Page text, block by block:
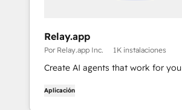
Relay.app
Por Relay.app Inc. 1K instalaciones
Create AI agents that work for you
Aplicación